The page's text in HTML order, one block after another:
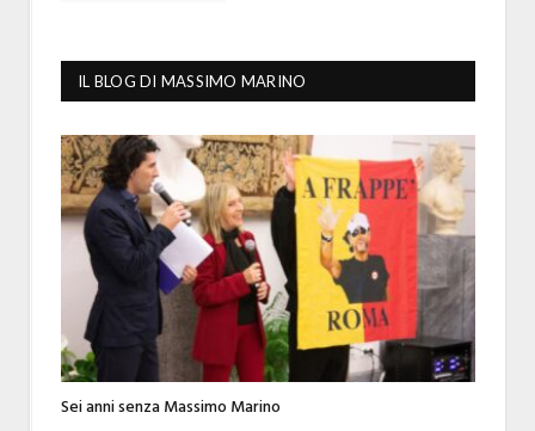
IL BLOG DI MASSIMO MARINO
Sei anni senza Massimo Marino